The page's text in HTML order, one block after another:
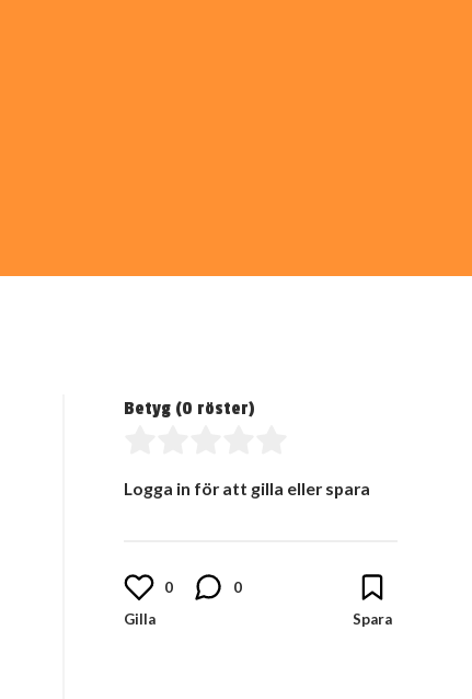
Betyg (0 röster)
Logga in för att gilla eller spara
0 0